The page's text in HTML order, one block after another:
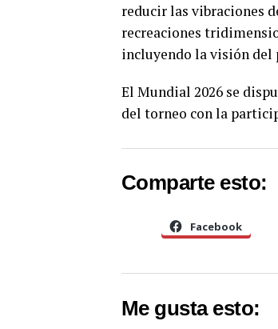
reducir las vibraciones
recreaciones
incluyendo la visión
El Mundial 2026 se
del torneo con la
Comparte esto:
Facebook
Me gusta esto: